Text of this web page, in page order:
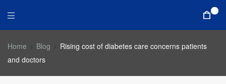
Home Blog
Rising cost of diabetes care concerns patients
and doctors